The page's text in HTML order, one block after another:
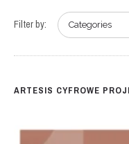
Filter by: Categories
ARTESIS CYFROWE